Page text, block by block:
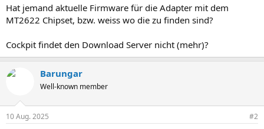
Hat jemand aktuelle Firmware für die Adapter mit dem
MT2622 Chipset, bzw. weiss wo die zu finden sind?
Cockpit findet den Download Server nicht (mehr)?
Barungar
Well-known member
10 Aug. 2025 #2